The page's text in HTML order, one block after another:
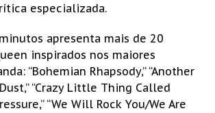
especializada.
apresenta mais de 20
inspirados nos maiores
“Bohemian Rhapsody,” “Another
“Crazy Little Thing Called
“We Will Rock You/We Are